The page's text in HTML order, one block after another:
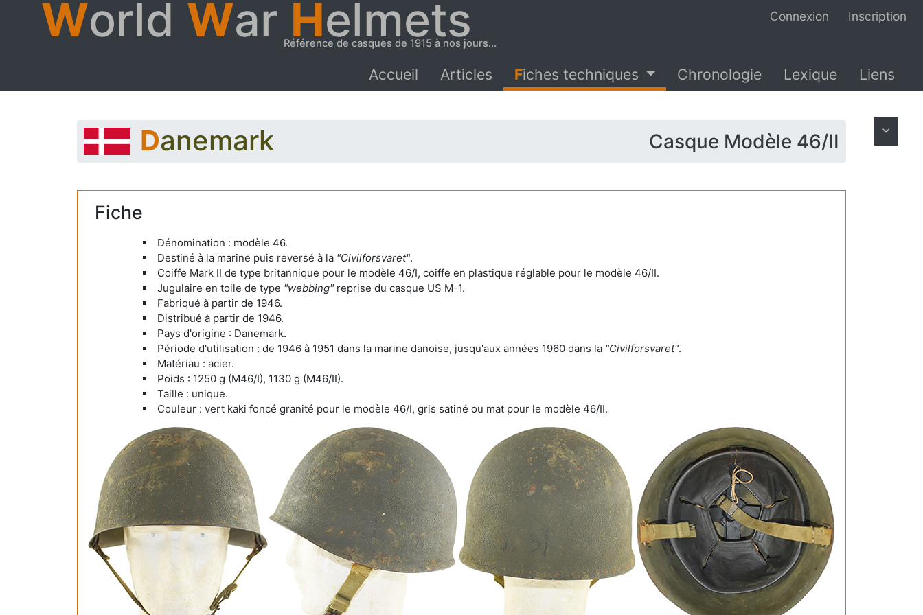
World War Helmets
Référence de casques de 1915 à nos jours...
Inscription
Connexion
Accueil Articles Fiches techniques Chronologie Lexique Liens
Danemark Casque Modèle 46/II
Fiche
Dénomination : modèle 46.
Destiné à la marine puis reversé à la "Civilforsvaret".
Coiffe Mark II de type britannique pour le modèle 46/I, coiffe en plastique réglable pour le modèle 46/II.
Jugulaire en toile de type "webbing" reprise du casque US M-1.
Fabriqué à partir de 1946.
Distribué à partir de 1946.
Pays d'origine : Danemark.
Période d'utilisation : de 1946 à 1951 dans la marine danoise, jusqu'aux années 1960 dans la "Civilforsvaret".
Matériau : acier.
Poids : 1250 g (M46/I), 1130 g (M46/II).
Taille : unique.
Couleur : vert kaki foncé granité pour le modèle 46/I, gris satiné ou mat pour le modèle 46/II.